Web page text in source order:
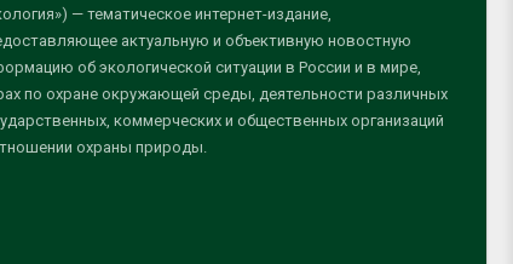
— тематическое интернет-издание,
актуальную и объективную новостную
об экологической ситуации в России и в мире,
по охране окружающей среды, деятельности различных
коммерческих и общественных организаций
охраны природы.